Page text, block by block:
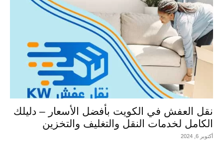
نقل العفش في الكويت بأفضل الأسعار – دليلك
الكامل لخدمات النقل والتغليف والتخزين
أكتوبر 6, 2024